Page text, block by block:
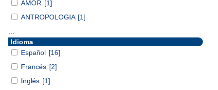
AMOR [1]
ANTROPOLOGIA [1]
Idioma
Español [16]
Francés [2]
Inglés [1]